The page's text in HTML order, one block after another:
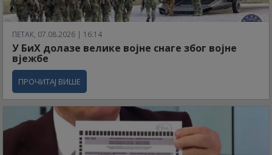
ПЕТАК, 07.08.2026 | 16:14
У БиХ долазе велике војне снаге због војне
вјежбе
ПРОЧИТАЈ ВИШЕ